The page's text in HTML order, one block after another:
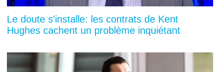
Le doute s'installe: les contrats de Kent
Hughes cachent un problème inquiétant